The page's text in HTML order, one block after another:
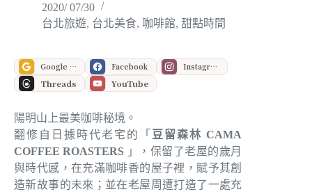
2020/ 07/30
台北旅遊, 台北美食, 咖啡館, 甜點時間
Google 偏好來源 Facebook Instagram
Threads YouTube
陽明山上最美咖啡秘境。
翻修自日據時代老宅的「 豆留森林CAMA
COFFEE ROASTERS 」，保留了老屋的歲月
與時代感，在充滿咖啡香的屋子裡，賦予其創
造新故事的未來；並在老屋周遭打造了一處充